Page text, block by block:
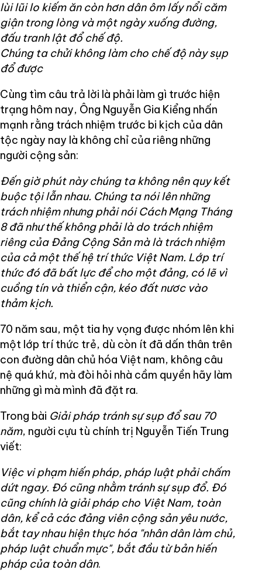
lùi lũi lo kiếm ăn còn hơn dân ôm lấy nổi căm
giận trong lòng và một ngày xuống đường,
đấu tranh lật đổ chế độ.
Chúng ta chửi không làm cho chế độ này sụp
đổ được
Cùng tìm câu trả lời là phải làm gì trước hiện
trạng hôm nay, Ông Nguyễn Gia Kiểng nhấn
mạnh rằng trách nhiệm trước bi kịch của dân
tộc ngày nay là không chỉ của riêng những
người cộng sản:
Đến giờ phút này chúng ta không nên quy kết
buộc tội lẫn nhau. Chúng ta nói lên những
trách nhiệm nhưng phải nói Cách Mạng Tháng
8 đã như thế không phải là do trách nhiệm
riêng của Đảng Cộng Sản mà là trách nhiệm
của cả một thế hệ trí thức Việt Nam. Lớp trí
thức đó đã bất lực để cho một đảng, có lẽ vì
cuồng tín và thiển cận, kéo đất nươc vào
thảm kịch.
70 năm sau, một tia hy vọng được nhóm lên khi
một lớp trí thức trẻ, dù còn ít đã dấn thân trên
con đường dân chủ hóa Việt nam, không câu
nệ quá khứ, mà đòi hỏi nhà cầm quyền hãy làm
những gì mà mình đã đặt ra.
Trong bài Giải pháp tránh sự sụp đổ sau 70
năm, người cựu tù chính trị Nguyễn Tiến Trung
viết:
Việc vi phạm hiến pháp, pháp luật phải chấm
dứt ngay. Đó cũng nhằm tránh sự sụp đổ. Đó
cũng chính là giải pháp cho Việt Nam, toàn
dân, kể cả các đảng viên cộng sản yêu nước,
bắt tay nhau hiện thực hóa "nhân dân làm chủ,
pháp luật chuẩn mực", bắt đầu từ bản hiến
pháp của toàn dân.